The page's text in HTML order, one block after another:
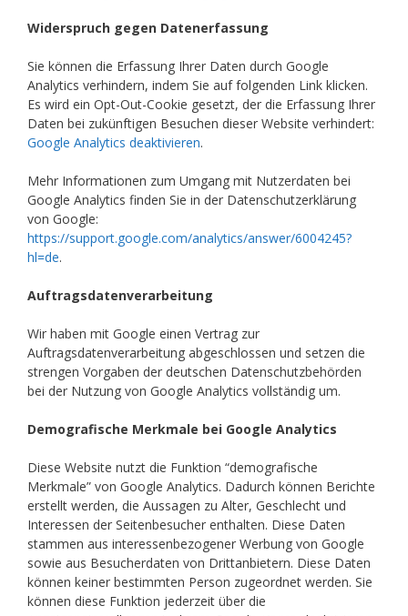
Widerspruch gegen Datenerfassung
Sie können die Erfassung Ihrer Daten durch Google
Analytics verhindern, indem Sie auf folgenden Link klicken.
Es wird ein Opt-Out-Cookie gesetzt, der die Erfassung Ihrer
Daten bei zukünftigen Besuchen dieser Website verhindert:
Google Analytics deaktivieren.
Mehr Informationen zum Umgang mit Nutzerdaten bei
Google Analytics finden Sie in der Datenschutzerklärung
von Google:
https://support.google.com/analytics/answer/6004245?
hl=de.
Auftragsdatenverarbeitung
Wir haben mit Google einen Vertrag zur
Auftragsdatenverarbeitung abgeschlossen und setzen die
strengen Vorgaben der deutschen Datenschutzbehörden
bei der Nutzung von Google Analytics vollständig um.
Demografische Merkmale bei Google Analytics
Diese Website nutzt die Funktion “demografische
Merkmale” von Google Analytics. Dadurch können Berichte
erstellt werden, die Aussagen zu Alter, Geschlecht und
Interessen der Seitenbesucher enthalten. Diese Daten
stammen aus interessenbezogener Werbung von Google
sowie aus Besucherdaten von Drittanbietern. Diese Daten
können keiner bestimmten Person zugeordnet werden. Sie
können diese Funktion jederzeit über die